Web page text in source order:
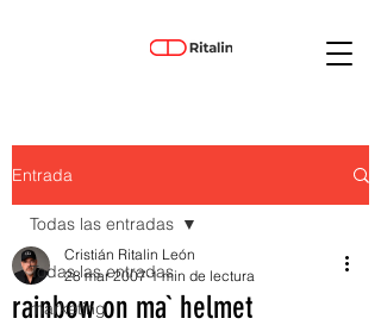
Entrada
Todas las entradas
marketing
Todas las entradas
rainbow on ma` helmet
Cristián Ritalin León
28 mar 2007 1 min de lectura